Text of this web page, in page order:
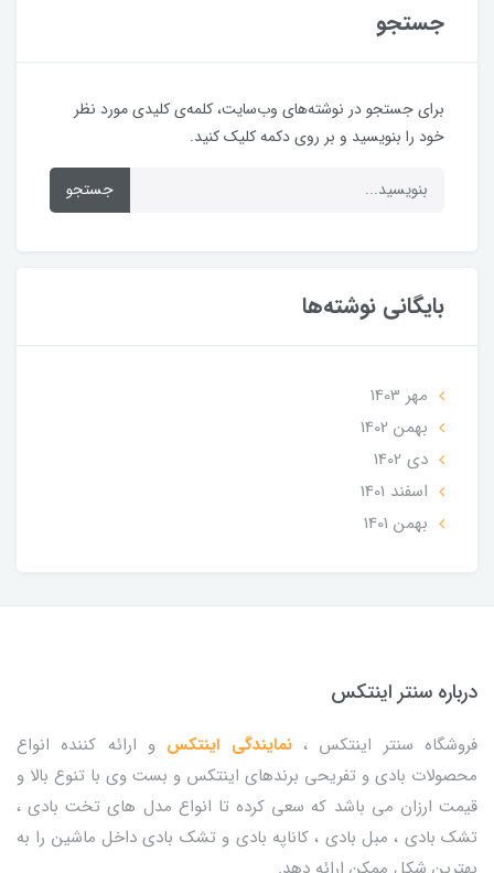
جستجو
برای جستجو در نوشته‌های وب‌سایت، کلمه‌ی کلیدی مورد نظر
خود را بنویسید و بر روی دکمه کلیک کنید.
جستجو
بایگانی نوشته‌ها
مهر 1403
بهمن 1402
دی 1402
اسفند 1401
بهمن 1401
درباره سنتر اینتکس
فروشگاه سنتر اینتکس ،نمایندگی اینتکس و ارائه کننده انواع
محصولات بادی و تفریحی برندهای اینتکس و بست وی با تنوع بالا و
قیمت ارزان می باشد که سعی کرده تا انواع مدل های تخت بادی ،
تشک بادی ، مبل بادی ، کاناپه بادی و تشک بادی داخل ماشین را به